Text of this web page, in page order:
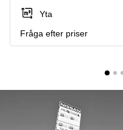
kontor
Vasastan
Malmö
Lediga
Yta
Fråga efter priser